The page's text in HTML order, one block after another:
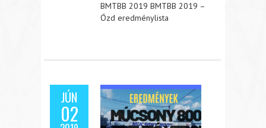
BMTBB 2019 BMTBB 2019 –
Ózd eredménylista
JÚN
02